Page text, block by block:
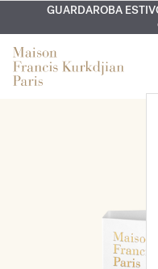
ESCLUSIVO | Scopri la
INCISIONE
GUARDAROBA